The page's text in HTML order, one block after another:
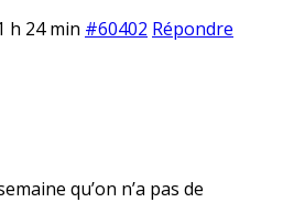
h 24 min #60402 Répondre
qu’on n’a pas de